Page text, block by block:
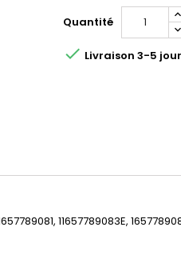
Quantité
 Livraison 3-5
11657789083E,